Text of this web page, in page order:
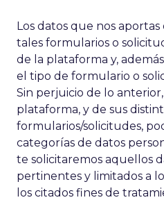
Los datos que nos
tales formularios o
de la plataforma y,
el tipo de formulario o
Sin perjuicio de lo
plataforma, y de sus
formularios/solicitudes,
categorías de datos
te solicitaremos aquellos
pertinentes y limitados a
los citados fines de